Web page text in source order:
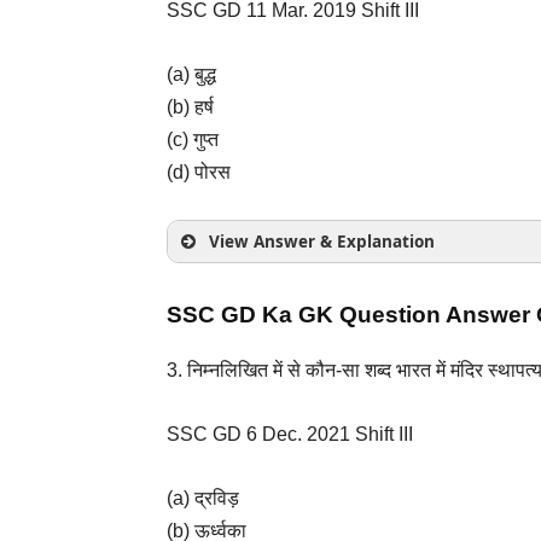
SSC GD 11 Mar. 2019 Shift III
(a) बुद्ध
(b) हर्ष
(c) गुप्त
(d) पोरस
View Answer & Explanation
SSC GD Ka GK Question Answer
3. निम्नलिखित में से कौन-सा शब्द भारत में मंदिर
SSC GD 6 Dec. 2021 Shift III
(a) द्रविड़
(b) ऊर्ध्वका